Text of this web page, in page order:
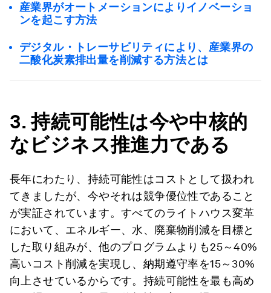
産業界がオートメーションによりイノベーショ
ンを起こす方法
デジタル・トレーサビリティにより、産業界の
二酸化炭素排出量を削減する方法とは
3.持続可能性は今や中核的
なビジネス推進力である
長年にわたり、持続可能性はコストとして扱われ
てきましたが、今やそれは競争優位性であること
が実証されています。すべてのライトハウス変革
において、エネルギー、水、廃棄物削減を目標と
した取り組みが、他のプログラムよりも25～40%
高いコスト削減を実現し、納期遵守率を15～30%
向上させているからです。持続可能性を最も高め